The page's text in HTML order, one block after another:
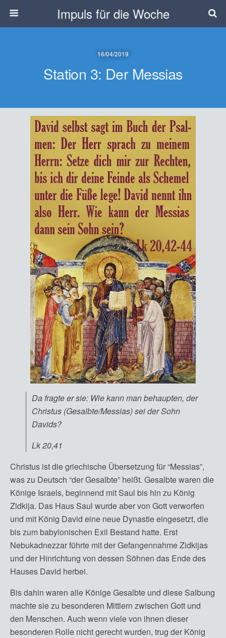
Impuls für die Woche
16/04/2019
Station 3: Der Messias
Da fragte er sie: Wie kann man behaupten, der
Christus (Gesalbte/Messias) sei der Sohn
Davids?
Lk 20,41
Christus ist die griechische Übersetzung für “Messias”,
was zu Deutsch “der Gesalbte” heißt. Gesalbte waren die
Könige Israels, beginnend mit Saul bis hin zu König
Zidkija. Das Haus Saul wurde aber von Gott verworfen
und mit König David eine neue Dynastie eingesetzt, die
bis zum babylonischen Exil Bestand hatte. Erst
Nebukadnezzar führte mit der Gefangennahme Zidkijas
und der Hinrichtung von dessen Söhnen das Ende des
Hauses David herbei.
Bis dahin waren alle Könige Gesalbte und diese Salbung
machte sie zu besonderen Mittlern zwischen Gott und
den Menschen. Auch wenn viele von ihnen dieser
besonderen Rolle nicht gerecht wurden, trug der König